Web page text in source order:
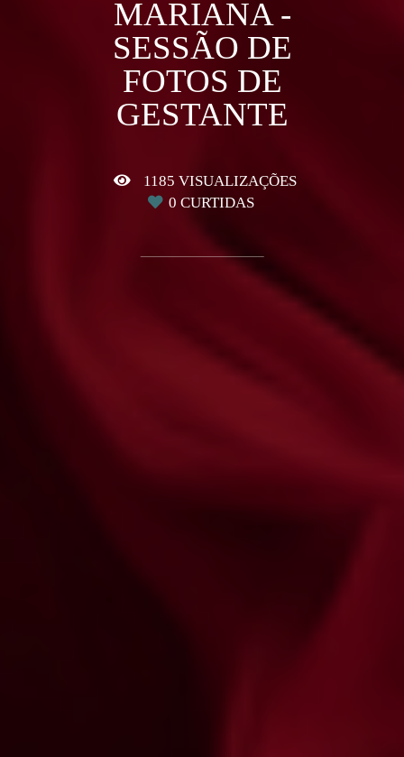
MARIANA -
SESSÃO DE
FOTOS DE
GESTANTE
1185 VISUALIZAÇÕES
0 CURTIDAS